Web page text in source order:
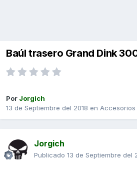
Baúl trasero Grand Dink
Por Jorgich
13 de Septiembre del 2018 en Accesorios
Jorgich
Publicado 13 de Septiembre del